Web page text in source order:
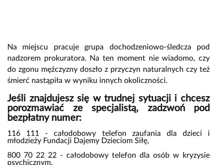
Na miejscu pracuje grupa dochodzeniowo-śledcza pod
nadzorem prokuratora. Na ten moment nie wiadomo, czy
do zgonu mężczyzny doszło z przyczyn naturalnych czy też
śmierć nastąpiła w wyniku innych okoliczności.
Jeśli znajdujesz się w trudnej sytuacji i chcesz
porozmawiać ze specjalistą, zadzwoń pod
bezpłatny numer:
116 111 - całodobowy telefon zaufania dla dzieci i
młodzieży Fundacji Dajemy Dzieciom Siłę,
800 70 22 22 - całodobowy telefon dla osób w kryzysie
psychicznym,